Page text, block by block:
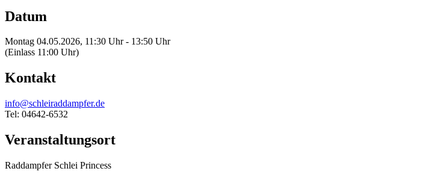
Datum
Montag 04.05.2026, 11:30 Uhr - 13:50 Uhr
(Einlass 11:00 Uhr)
Kontakt
info@schleiraddampfer.de
Tel: 04642-6532
Veranstaltungsort
Raddampfer Schlei Princess